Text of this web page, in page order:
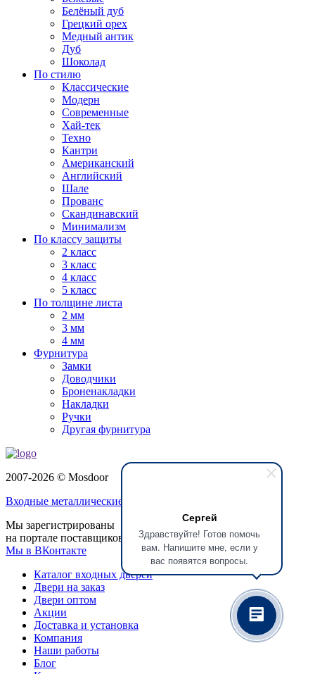
Сергей
Здравствуйте! Готов помочь
вам. Напишите мне, если у
вас появятся вопросы.
Белёный дуб
Грецкий орех
Медный антик
Дуб
Шоколад
По стилю
Классические
Модерн
Современные
Хай-тек
Техно
Кантри
Американский
Английский
Шале
Прованс
Скандинавский
Минимализм
По классу защиты
2 класс
3 класс
4 класс
5 класс
По толщине листа
2 мм
3 мм
4 мм
Фурнитура
Замки
Доводчики
Броненакладки
Накладки
Ручки
Другая фурнитура
2007-2026 © Mosdoor
Входные металлические двери
Мы зарегистрированы
на портале поставщиков
Мы в ВКонтакте
Каталог входных дверей
Двери на заказ
Двери оптом
Акции
Доставка и установка
Компания
Наши работы
Блог